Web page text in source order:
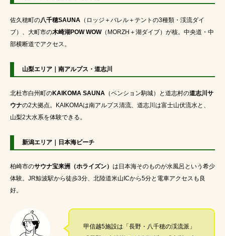
佐久穂町の八千穂SAUNA （ロッジ＋バレル＋テントの3種類・渓流ダイ
ブ）、大町市の木崎湖POW WOW（MORZH＋湖ダイブ）が核。中央道・中
部横断道でアクセス。
山梨エリア｜南アルプス・道志川
北杜市白州町のKAIKOMA SAUNA （ペンション駒城）と道志村の道志川サ
ウナの2大拠点。KAIKOMAは南アルプス清流、道志川は富士山伏流水と、
山梨2大水系を体験できる。
新潟エリア｜日本海ビーチ
柏崎市のサウナ宝来洲（ホライズン） は日本海そのものが水風呂という希少
体験。JR鯨波駅から徒歩3分、北陸道米山ICから5分と電車アクセスも良
好。
甲信越5施設は「長野・八千穂の渓流派」